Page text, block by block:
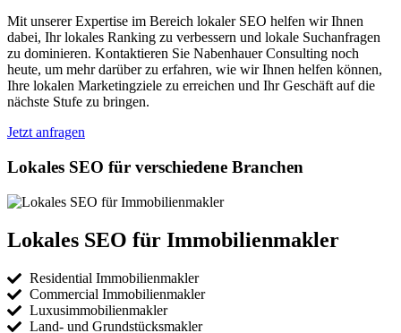
Mit unserer Expertise im Bereich lokaler SEO helfen wir Ihnen
dabei, Ihr lokales Ranking zu verbessern und lokale Suchanfragen
zu dominieren. Kontaktieren Sie Nabenhauer Consulting noch
heute, um mehr darüber zu erfahren, wie wir Ihnen helfen können,
Ihre lokalen Marketingziele zu erreichen und Ihr Geschäft auf die
nächste Stufe zu bringen.
Jetzt anfragen
Lokales SEO für verschiedene Branchen
Lokales SEO für Immobilienmakler
Residential Immobilienmakler
Commercial Immobilienmakler
Luxusimmobilienmakler
Land- und Grundstücksmakler